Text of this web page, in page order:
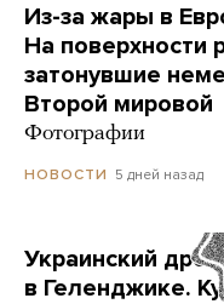
Из-за жары в
На поверхности
затонувшие
Второй мировой
Фотографии
НОВОСТИ 5 дней назад
Украинский
в Геленджике.